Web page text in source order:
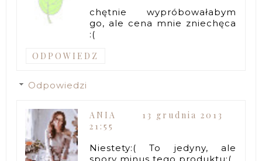
chętnie wypróbowałabym
go, ale cena mnie zniechęca
:(
ODPOWIEDZ
Odpowiedzi
ANIA
13 grudnia 2013
21:55
Niestety:( To jedyny, ale